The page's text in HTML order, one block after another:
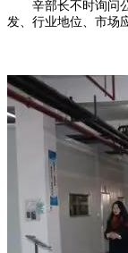
辛部长不时询问公
发、行业地位、市场